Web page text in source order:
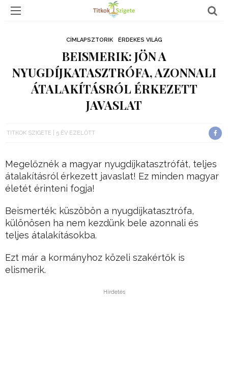
CÍMLAPSZTORIK ÉRDEKES VILÁG
BEISMERIK: JÖN A
NYUGDÍJKATASZTRÓFA, AZONNALI
ÁTALAKÍTÁSRÓL ÉRKEZETT
JAVASLAT
TITKOK SZIGETE 5 ÉV EZELŐTT
Megelőznék a magyar nyugdíjkatasztrófát, teljes
átalakításról érkezett javaslat! Ez minden magyar
életét érinteni fogja!
Beismerték: küszöbön a nyugdíjkatasztrófa,
különösen ha nem kezdünk bele azonnali és
teljes átalakításokba.
Ezt már a kormányhoz közeli szakértők is
elismerik.
Hirdetés